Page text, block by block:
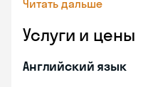
Читать дальше
Услуги и цены
Английский язык